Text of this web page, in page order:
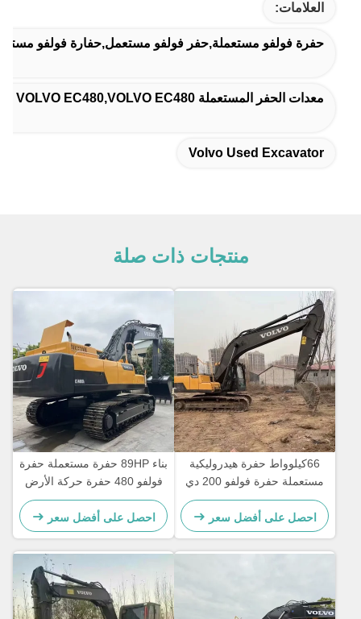
العلامات:
حفرة فولفو مستعملة,حفر فولفو مستعمل,حفارة فولفو
معدات الحفر المستعملة VOLVO EC480,VOLVO EC480 حفرة مستعملة للهدم
Volvo Used Excavator
منتجات ذات صلة
66كيلوواط حفرة هيدروليكية
مستعملة حفرة فولفو 200 دي
معدات البناء
احصل على أفضل سعر
بناء 89HP حفرة مستعملة حفرة
فولفو 480 حفرة حركة الأرض
يد ثانية
احصل على أفضل سعر